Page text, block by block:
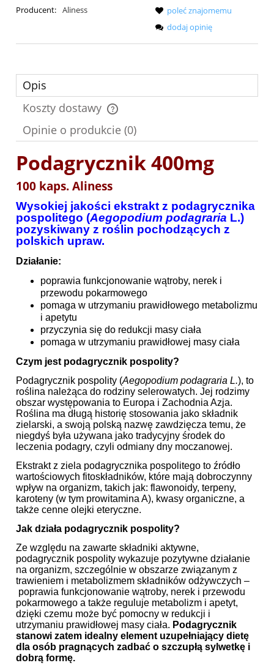
Producent: Aliness
poleć znajomemu
dodaj opinię
Opis
Koszty dostawy
Cena nie zawiera ewentualnych kosztów płatności
Opinie o produkcie (0)
Podagrycznik 400mg
100 kaps. Aliness
Wysokiej jakości ekstrakt z podagrycznika
pospolitego (Aegopodium podagraria L.)
pozyskiwany z roślin pochodzących z
polskich upraw.
Działanie:
poprawia funkcjonowanie wątroby, nerek i
przewodu pokarmowego
pomaga w utrzymaniu prawidłowego metabolizmu
i apetytu
przyczynia się do redukcji masy ciała
pomaga w utrzymaniu prawidłowej masy ciała
Czym jest podagrycznik pospolity?
Podagrycznik pospolity (Aegopodium podagraria L.), to
roślina należąca do rodziny selerowatych. Jej rodzimy
obszar występowania to Europa i Zachodnia Azja.
Roślina ma długą historię stosowania jako składnik
zielarski, a swoją polską nazwę zawdzięcza temu, że
niegdyś była używana jako tradycyjny środek do
leczenia podagry, czyli odmiany dny moczanowej.
Ekstrakt z ziela podagrycznika pospolitego to źródło
wartościowych fitoskładników, które mają dobroczynny
wpływ na organizm, takich jak: flawonoidy, terpeny,
karoteny (w tym prowitamina A), kwasy organiczne, a
także cenne olejki eteryczne.
Jak działa podagrycznik pospolity?
Ze względu na zawarte składniki aktywne,
podagrycznik pospolity wykazuje pozytywne działanie
na organizm, szczególnie w obszarze związanym z
trawieniem i metabolizmem składników odżywczych –
poprawia funkcjonowanie wątroby, nerek i przewodu
pokarmowego a także reguluje metabolizm i apetyt,
dzięki czemu może być pomocny w redukcji i
utrzymaniu prawidłowej masy ciała. Podagrycznik
stanowi zatem idealny element uzupełniający dietę
dla osób pragnących zadbać o szczupłą sylwetkę i
dobrą formę.